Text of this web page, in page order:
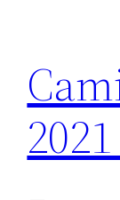
contenido